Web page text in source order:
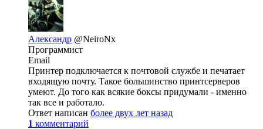
Александр @NeiroNx
Программист
Email
Принтер подключается к почтовой службе и печатает
входящую почту. Такое большинство принтсерверов
умеют. До того как всякие боксы придумали - именно
так все и работало.
Ответ написан более двух лет назад
1 комментарий